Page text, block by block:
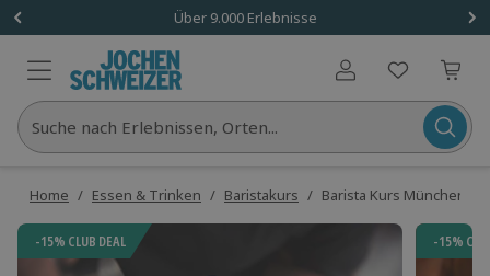
Über 9.000 Erlebnisse
Benutzerkonto
Suche nach Erlebnissen, Orten...
Home / Essen & Trinken / Baristakurs / Barista Kurs München
-15% CLUB DEAL -15%